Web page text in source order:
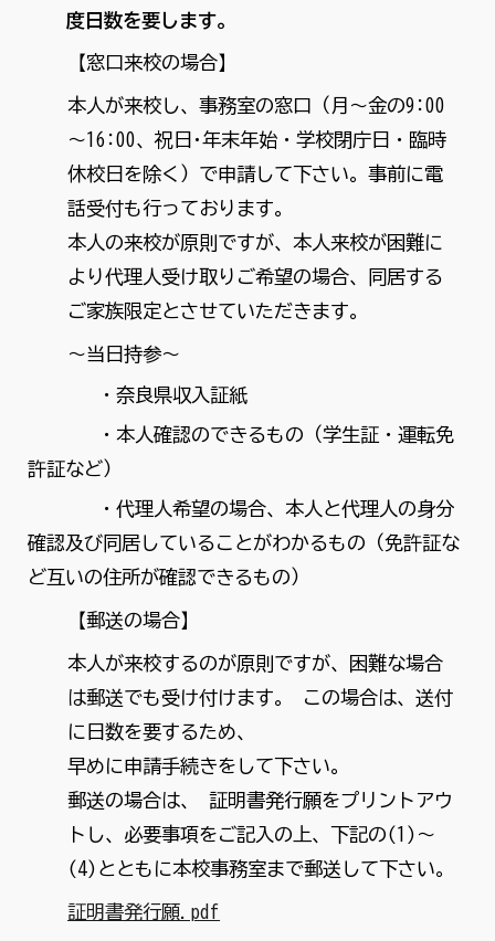
度日数を要します。
【窓口来校の場合】
本人が来校し、事務室の窓口（月～金の9:00
～16:00、祝日･年末年始・学校閉庁日・臨時
休校日を除く）で申請して下さい。事前に電
話受付も行っております。
本人の来校が原則ですが、本人来校が困難に
より代理人受け取りご希望の場合、同居する
ご家族限定とさせていただきます。
～当日持参～
・奈良県収入証紙
・本人確認のできるもの（学生証・運転免
許証など）
・代理人希望の場合、本人と代理人の身分
確認及び同居していることがわかるもの（免許証な
ど互いの住所が確認できるもの）
【郵送の場合】
本人が来校するのが原則ですが、困難な場合
は郵送でも受け付けます。 この場合は、送付
に日数を要するため、
早めに申請手続きをして下さい。
郵送の場合は、 証明書発行願をプリントアウ
トし、必要事項をご記入の上、下記の(1)～
(4)とともに本校事務室まで郵送して下さい。
証明書発行願.pdf